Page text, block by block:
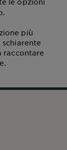
più
schiarente
raccontare